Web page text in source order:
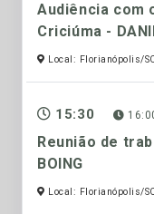
Audiência com
Criciúma -
Local: Florianópolis/
15:30
Reunião de
BOING
Local: Florianópolis/